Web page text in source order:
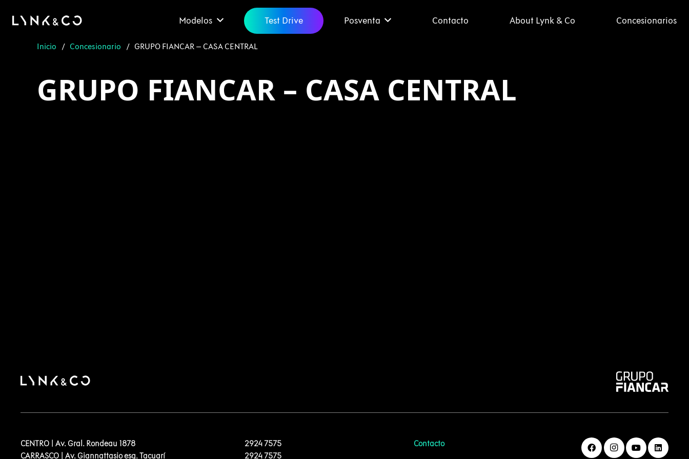
Modelos Test Drive Posventa Contacto About Lynk & Co Concesionarios
Inicio / Concesionario / GRUPO FIANCAR – CASA CENTRAL
GRUPO FIANCAR – CASA CENTRAL
CENTRO | Av. Gral. Rondeau 1878
CARRASCO | Av. Giannattasio esq. Tacuarí
2924 7575
2924 7575
Contacto